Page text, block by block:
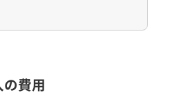
の費用